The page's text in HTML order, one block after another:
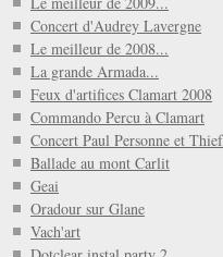
Concert d'Audrey Lavergne
Le meilleur de 2008...
La grande Armada...
Feux d'artifices Clamart 2008
Commando Percu à Clamart
Concert Paul Personne et
Ballade au mont Carlit
Geai
Oradour sur Glane
Vach'art